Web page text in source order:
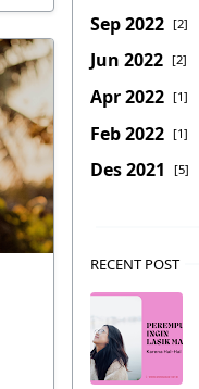
Sep 2022 [2]
Jun 2022 [2]
Apr 2022 [1]
Feb 2022 [1]
Des 2021 [5]
RECENT POST